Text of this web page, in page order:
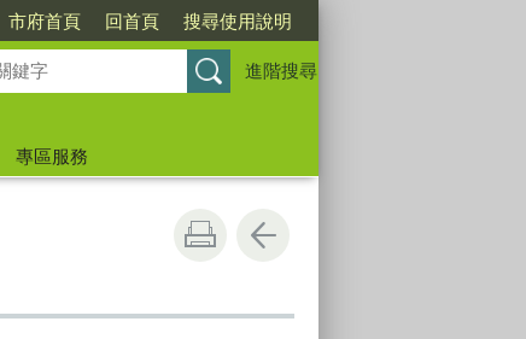
市府首頁 回首頁 搜尋使用說明
進階搜尋
專區服務